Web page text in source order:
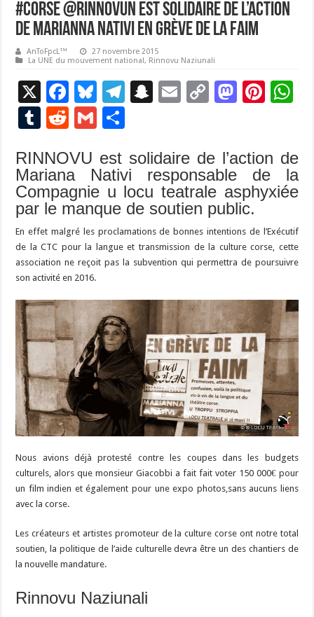
#Corse @RinnovuN est solidaire de l’action
de Marianna Nativi en grève de la faim
AnToFpcL™
27 novembre 2015
La UNE du mouvement national, Rinnovu Naziunali
X
F
ac
e
b
o
o
k
Bl
u
es
ky
T
gr
a
m
S
p
c
h
at
E
l
C
y
Li
n
k
M
d
o
n
Pi
es
t
p
p
T
m
bl
r
R
d
di
t
G
ai
l
ta
g
er
RINNOVU est solidaire de l’action de
Mariana Nativi responsable de la
Compagnie u locu teatrale asphyxiée
par le manque de soutien public.
En effet malgré les proclamations de bonnes intentions de l’Exécutif
de la CTC pour la langue et transmission de la culture corse, cette
association ne reçoit pas la subvention qui permettra de poursuivre
son activité en 2016.
Nous avions déjà protesté contre les coupes dans les budgets
culturels, alors que monsieur Giacobbi a fait fait voter 150 000€ pour
un film indien et également pour une expo photos,sans aucuns liens
avec la corse.
Les créateurs et artistes promoteur de la culture corse ont notre total
soutien, la politique de l’aide culturelle devra être un des chantiers de
la nouvelle mandature.
Rinnovu Naziunali